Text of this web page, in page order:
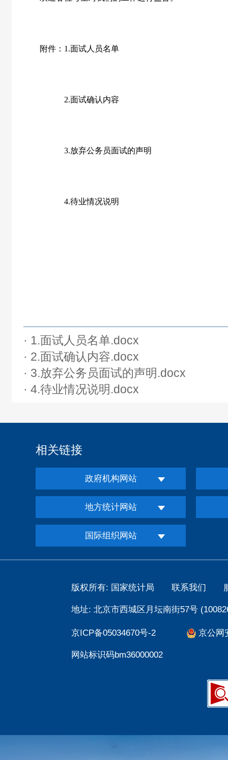
附件： 1.面试人员名单
2.面试确认内容
3.放弃公务员面试的声明
4.待业情况说明
· 1.面试人员名单.docx
· 2.面试确认内容.docx
· 3.放弃公务员面试的声明.docx
· 4.待业情况说明.docx
相关链接
政府机构网站
地方统计网站
国际组织网站
版权所有: 国家统计局 联系我们
地址: 北京市西城区月坛南街57号
京ICP备05034670号-2 京公网
网站标识码bm36000002